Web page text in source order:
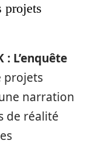
projets
: L’enquête
projets
narration
de réalité